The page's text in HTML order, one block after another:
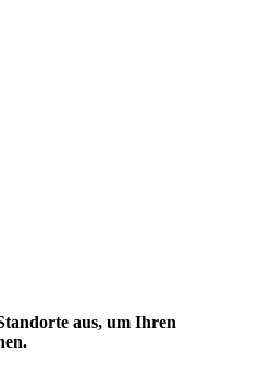
aus, um Ihren